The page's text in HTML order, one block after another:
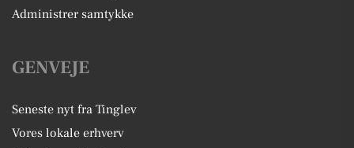
Administrer samtykke
GENVEJE
Seneste nyt fra Tinglev
Vores lokale erhverv